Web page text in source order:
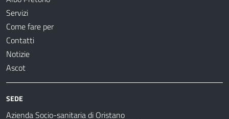
Servizi
Come fare per
Contatti
Notizie
Ascot
SEDE
Azienda Socio-sanitaria di Oristano